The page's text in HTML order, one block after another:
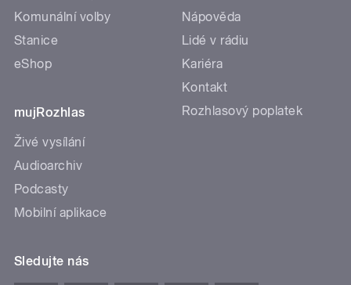
Komunální volby
Stanice
eShop
mujRozhlas
Živé vysílání
Audioarchiv
Podcasty
Mobilní aplikace
Nápověda
Lidé v rádiu
Kariéra
Kontakt
Rozhlasový poplatek
Sledujte nás